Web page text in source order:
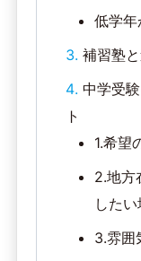
低学年
補習塾
中学受
ト
1.希望
2.地方
した
3.雰囲